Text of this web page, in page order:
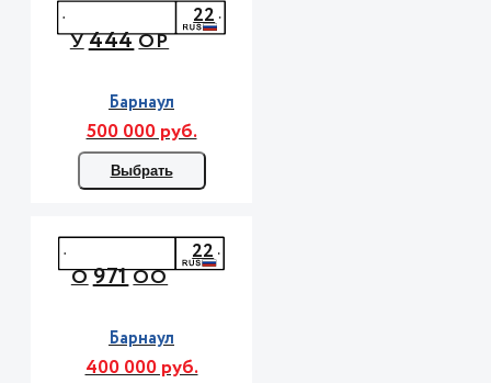
У444ОР
22
Барнаул
500 000 руб.
Выбрать
О971ОО
22
Барнаул
400 000 руб.